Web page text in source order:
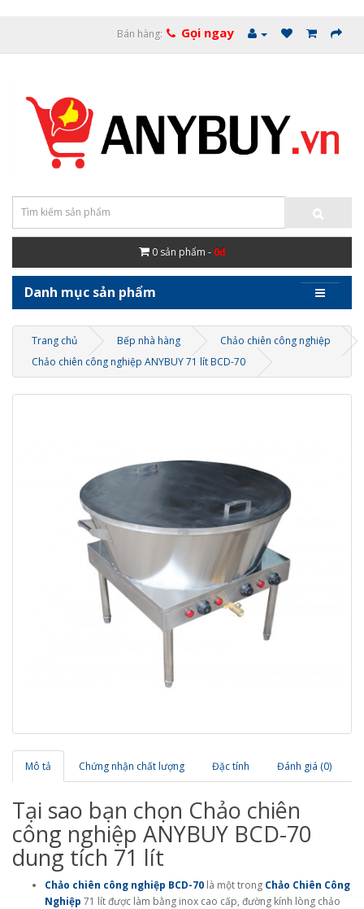
Bán hàng: Gọi ngay
0 sản phẩm - 0đ
Danh mục sản phẩm
Trang chủ Bếp nhà hàng
Chảo chiên công nghiệp
Chảo chiên công nghiệp ANYBUY 71 lít BCD-70
Mô tả Chứng nhận chất lượng Đặc tính Đánh giá (0)
Tại sao bạn chọn Chảo chiên
công nghiệp ANYBUY BCD-70
dung tích 71 lít
Chảo chiên công nghiệp BCD-70 là một trong Chảo Chiên Công
Nghiệp 71 lít được làm bằng inox cao cấp, đường kính lòng chảo